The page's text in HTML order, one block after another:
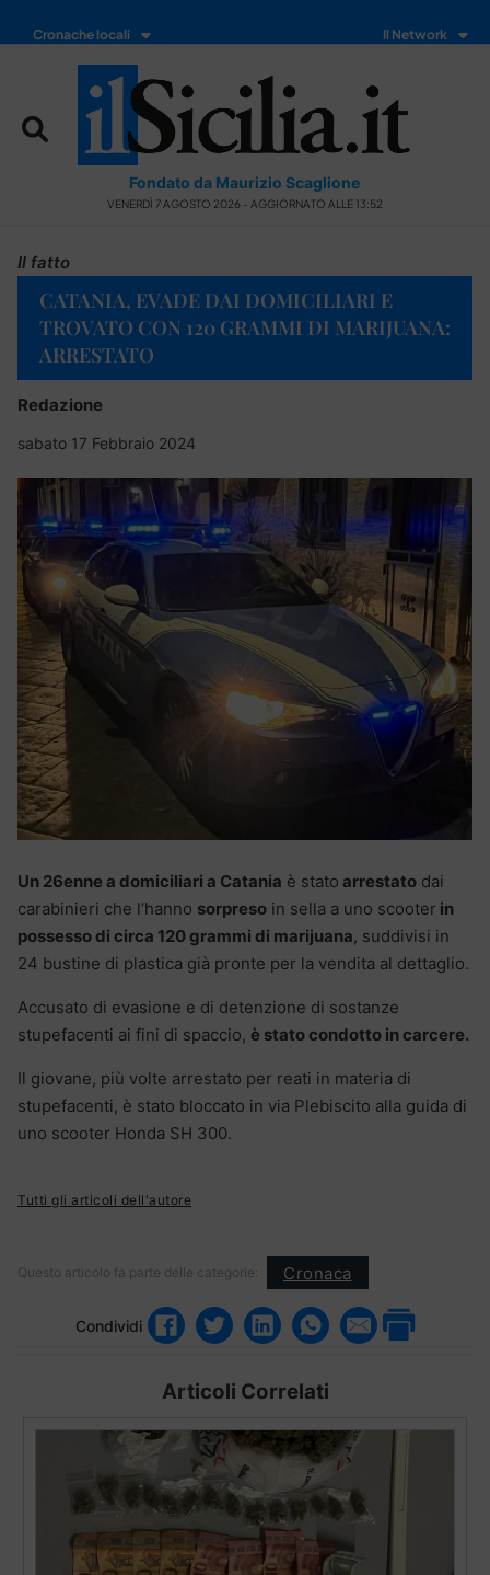
Cronache locali Il Network
Fondato da Maurizio Scaglione
VENERDÌ 7 AGOSTO 2026 - AGGIORNATO ALLE 13:52
Il fatto
CATANIA, EVADE DAI DOMICILIARI E
TROVATO CON 120 GRAMMI DI MARIJUANA:
ARRESTATO
Redazione
sabato 17 Febbraio 2024
Un 26enne a domiciliari a Catania è stato arrestato dai
carabinieri che l’hanno sorpreso in sella a uno scooter in
possesso di circa 120 grammi di marijuana, suddivisi in
24 bustine di plastica già pronte per la vendita al dettaglio.
Accusato di evasione e di detenzione di sostanze
stupefacenti ai fini di spaccio, è stato condotto in carcere.
Il giovane, più volte arrestato per reati in materia di
stupefacenti, è stato bloccato in via Plebiscito alla guida di
uno scooter Honda SH 300.
Tutti gli articoli dell'autore
Questo articolo fa parte delle categorie: Cronaca
Condividi
Articoli Correlati